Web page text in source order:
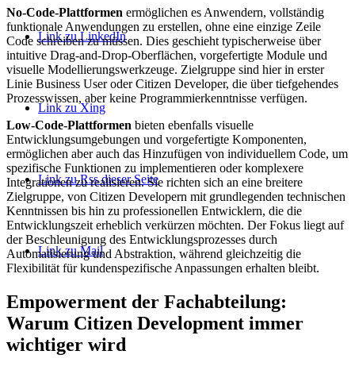
Link zu LinkedIn
Link zu Xing
Link zu Rss dieser Seite
Link zu Mail
No-Code-Plattformen ermöglichen es Anwendern, vollständig
funktionale Anwendungen zu erstellen, ohne eine einzige Zeile
Code schreiben zu müssen. Dies geschieht typischerweise über
intuitive Drag-and-Drop-Oberflächen, vorgefertigte Module und
visuelle Modellierungswerkzeuge. Zielgruppe sind hier in erster
Linie Business User oder Citizen Developer, die über tiefgehendes
Prozesswissen, aber keine Programmierkenntnisse verfügen.
Low-Code-Plattformen bieten ebenfalls visuelle
Entwicklungsumgebungen und vorgefertigte Komponenten,
ermöglichen aber auch das Hinzufügen von individuellem Code, um
spezifische Funktionen zu implementieren oder komplexere
Integrationen zu realisieren. Sie richten sich an eine breitere
Zielgruppe, von Citizen Developern mit grundlegenden technischen
Kenntnissen bis hin zu professionellen Entwicklern, die die
Entwicklungszeit erheblich verkürzen möchten. Der Fokus liegt auf
der Beschleunigung des Entwicklungsprozesses durch
Automatisierung und Abstraktion, während gleichzeitig die
Flexibilität für kundenspezifische Anpassungen erhalten bleibt.
Empowerment der Fachabteilung:
Warum Citizen Development immer
wichtiger wird